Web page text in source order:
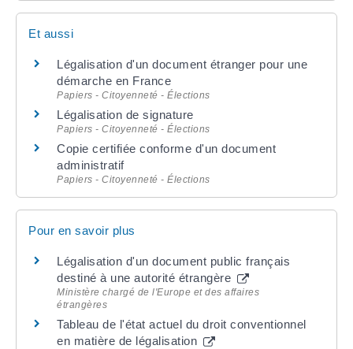
Et aussi
Légalisation d'un document étranger pour une
démarche en France
Papiers - Citoyenneté - Élections
Légalisation de signature
Papiers - Citoyenneté - Élections
Copie certifiée conforme d'un document
administratif
Papiers - Citoyenneté - Élections
Pour en savoir plus
Légalisation d'un document public français
destiné à une autorité étrangère
Ministère chargé de l'Europe et des affaires
étrangères
Tableau de l'état actuel du droit conventionnel
en matière de légalisation